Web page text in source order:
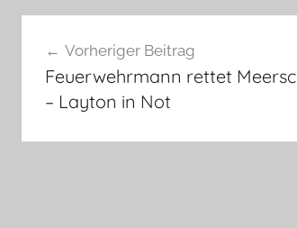
Vorheriger Beitrag
Feuerwehrmann rettet
– Layton in Not